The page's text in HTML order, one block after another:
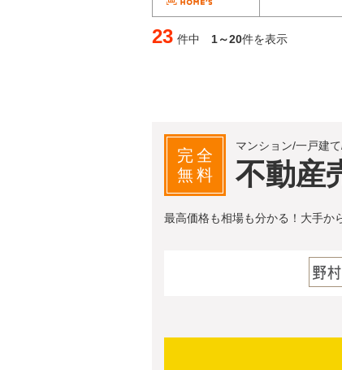
23 件中 1～20件を表示
完全
無料
マンション/一戸建
不動産
最高価格も相場も分かる！大手か